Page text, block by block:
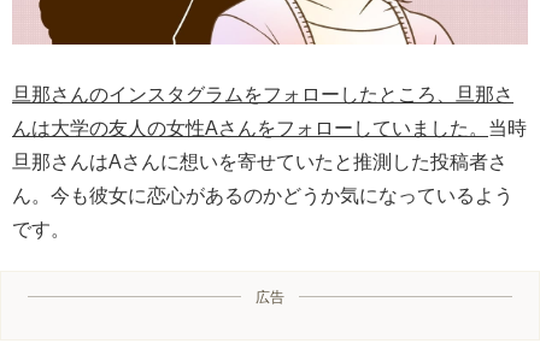
旦那さんのインスタグラムをフォローしたところ、旦那さ
んは大学の友人の女性Aさんをフォローしていました。 当時
旦那さんはAさんに想いを寄せていたと推測した投稿者さ
ん。今も彼女に恋心があるのかどうか気になっているよう
です。
広告